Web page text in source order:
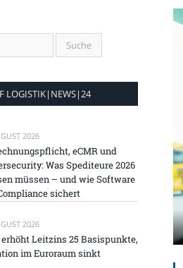
LOGISTIK|NEWS|24
2026
eCMR und
Was Spediteure 2026
müssen – und wie Software
sichert
2026
erhöht Leitzins 25 Basispunkte,
im Euroraum sinkt